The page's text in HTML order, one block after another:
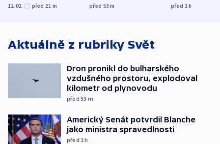
obětí berlínského
12:02 před 21 m
prostoru,
před 53m před 1h
Aktuálně z rubriky Svět
Dron pronikl do bulharského
vzdušného prostoru, explodoval
kilometr od plynovodu
před 53 m
Americký Senát potvrdil Blanche
jako ministra spravedlnosti
před 1h